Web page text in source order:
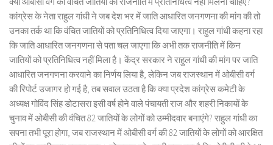
कांग्रेस के नेता राहुल गांधी ने जब देश भर में जाति आधारित जनगणना की मांग की तो
उनका तर्क था कि वंचित जातियों को प्रतिनिधित्व दिया जाएगा। राहुल गांधी कहना रहा
कि जाति आधारित जनगणना से पता चल जाएगा कि अभी तक राजनीति में किन
जातियों को प्रतिनिधित्व नहीं मिला है। केंद्र सरकार ने राहुल गांधी की मांग पर जाति
आधारित जनगणना करवाने का निर्णय लिया है, लेकिन जब राजस्थान में ओबीसी वर्ग
की रिपोर्ट उजागर हो गई है, तब सवाल उठता है कि क्या प्रदेश कांग्रेस कमेटी के
अध्यक्ष गोविंद सिंह डोटासरा इसी वर्ष होने वाले पंचायती राज और शहरी निकायों के
चुनाव में ओबीसी की वंचित 82 जातियों के लोगों को उम्मीदवार बनाएंगे? राहुल गांधी का
सपना तभी पूरा होगा, जब राजस्थान में ओबीसी वर्ग की 82 जातियों के लोगों को आरक्षित